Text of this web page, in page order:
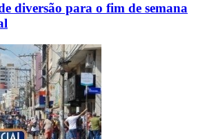
diversão para o fim de semana